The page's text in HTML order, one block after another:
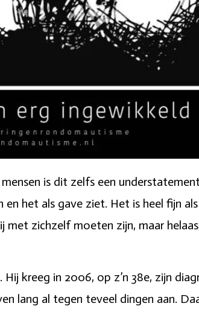
is dit zelfs een
het als gave ziet. Het is heel fijn
met zichzelf moeten zijn, maar
kreeg in 2006, op z’n 38e, zijn
lang al tegen teveel dingen aan.